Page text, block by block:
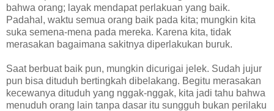
bahwa orang; layak mendapat perlakuan yang baik.
Padahal, waktu semua orang baik pada kita; mungkin kita
suka semena-mena pada mereka. Karena kita, tidak
merasakan bagaimana sakitnya diperlakukan buruk.
Saat berbuat baik pun, mungkin dicurigai jelek. Sudah jujur
pun bisa dituduh bertingkah dibelakang. Begitu merasakan
kecewanya dituduh yang nggak-nggak, kita jadi tahu bahwa
menuduh orang lain tanpa dasar itu sungguh bukan perilaku